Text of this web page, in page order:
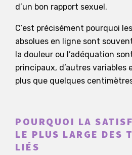
d’un bon rapport sexuel.
C’est précisément pourquoi
absolues en ligne sont
la douleur ou l’adéquation
principaux, d’autres variables
plus que quelques
POURQUOI LA
LE PLUS LARGE DES
LIÉS